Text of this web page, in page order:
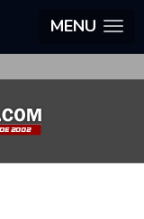
MENU